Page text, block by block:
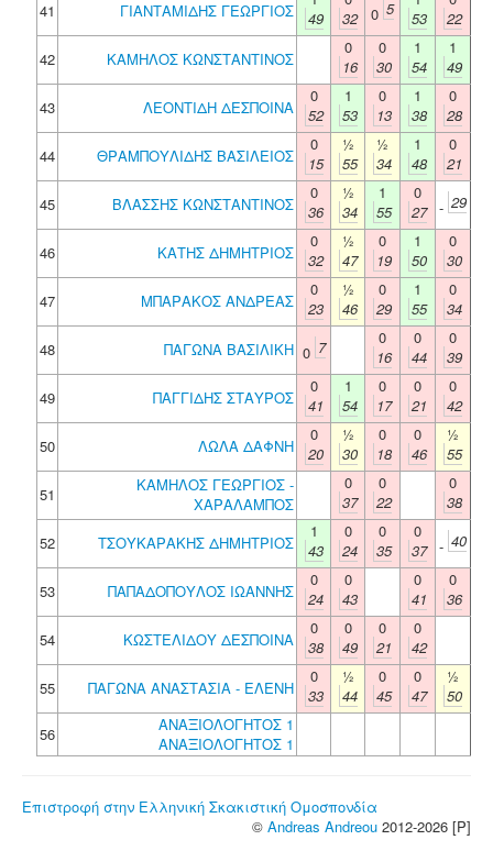
41
ΓΙΑΝΤΑΜΙΔΗΣ ΓΕΩΡΓΙΟΣ
49
32
0 5
53
22
42
ΚΑΜΗΛΟΣ ΚΩΝΣΤΑΝΤΙΝΟΣ
0
16
0
30
1
54
1
49
43
ΛΕΟΝΤΙΔΗ ΔΕΣΠΟΙΝΑ
0
52
1
53
0
13
1
38
0
28
44
ΘΡΑΜΠΟΥΛΙΔΗΣ ΒΑΣΙΛΕΙΟΣ
0
15
½
55
½
34
1
48
0
21
45
ΒΛΑΣΣΗΣ ΚΩΝΣΤΑΝΤΙΝΟΣ
0
36
½
34
1
55
0
27 - 29
46 ΚΑΤΗΣ ΔΗΜΗΤΡΙΟΣ
0
32
½
47
0
19
1
50
0
30
47
ΜΠΑΡΑΚΟΣ ΑΝΔΡΕΑΣ
0
23
½
46
0
29
1
55
0
34
48
ΠΑΓΩΝΑ ΒΑΣΙΛΙΚΗ 0 7
0
16
0
44
0
39
49
ΠΑΓΓΙΔΗΣ ΣΤΑΥΡΟΣ
0
41
1
54
0
17
0
21
0
42
50
ΛΩΛΑ ΔΑΦΝΗ
0
20
½
30
0
18
0
46
½
55
51
ΚΑΜΗΛΟΣ ΓΕΩΡΓΙΟΣ -
ΧΑΡΑΛΑΜΠΟΣ
0
37
0
22
0
38
52
ΤΣΟΥΚΑΡΑΚΗΣ ΔΗΜΗΤΡΙΟΣ
1
43
0
24
0
35
0
37 - 40
53 ΠΑΠΑΔΟΠΟΥΛΟΣ ΙΩΑΝΝΗΣ
0
24
0
43
0
41
0
36
54
ΚΩΣΤΕΛΙΔΟΥ ΔΕΣΠΟΙΝΑ
0
38
0
49
0
21
0
42
55
ΠΑΓΩΝΑ ΑΝΑΣΤΑΣΙΑ - ΕΛΕΝΗ
0
33
½
44
0
45
0
47
½
50
56
ΑΝΑΞΙΟΛΟΓΗΤΟΣ 1
ΑΝΑΞΙΟΛΟΓΗΤΟΣ 1
Επιστροφή στην Ελληνική Σκακιστική Ομοσπονδία
© Andreas Andreou 2012-2026 [P]